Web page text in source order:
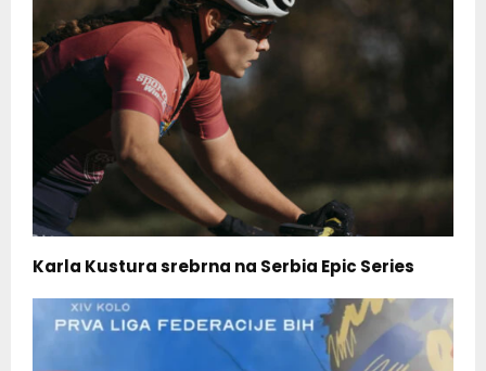
Karla Kustura srebrna na Serbia Epic Series